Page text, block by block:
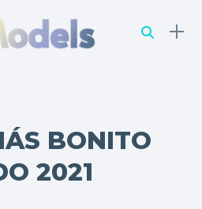
BONITO
2021